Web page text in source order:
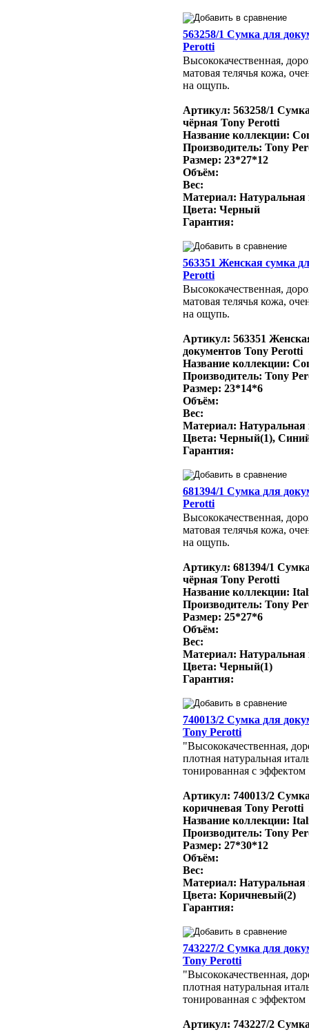
563258/1 Сумка для
Perotti
Высококачественная,
матовая телячья кожа,
на ощупь.
Артикул: 563258/1
чёрная Tony Perotti
Название коллекции:
Производитель: Tony
Размер: 23*27*12
Объём:
Вес:
Материал: Натуральная
Цвета: Черный
Гарантия:
563351 Женская сумка
Perotti
Высококачественная,
матовая телячья кожа,
на ощупь.
Артикул: 563351
документов Tony Perotti
Название коллекции:
Производитель: Tony
Размер: 23*14*6
Объём:
Вес:
Материал: Натуральная
Цвета: Черный(1),
Гарантия:
681394/1 Сумка для
Perotti
Высококачественная,
матовая телячья кожа,
на ощупь.
Артикул: 681394/1
чёрная Tony Perotti
Название коллекции:
Производитель: Tony
Размер: 25*27*6
Объём:
Вес:
Материал: Натуральная
Цвета: Черный(1)
Гарантия:
740013/2 Сумка для
Tony Perotti
"Высококачественная,
плотная натуральная
тонированная с
Артикул: 740013/2
коричневая Tony Perotti
Название коллекции:
Производитель: Tony
Размер: 27*30*12
Объём:
Вес:
Материал: Натуральная
Цвета: Коричневый(2)
Гарантия:
743227/2 Сумка для
Tony Perotti
"Высококачественная,
плотная натуральная
тонированная с
Артикул: 743227/2